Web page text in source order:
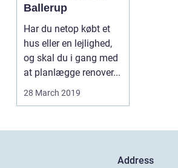
Ballerup
Har du netop købt et
hus eller en lejlighed,
og skal du i gang med
at planlægge renover...
28 March 2019
Address